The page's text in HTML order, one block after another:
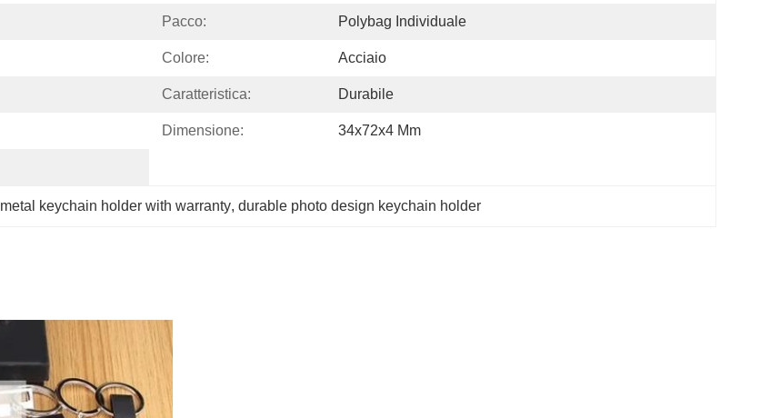
Pacco: Polybag Individuale
Colore: Acciaio
Caratteristica: Durabile
Dimensione: 34x72x4 Mm
metal keychain holder with warranty, durable photo design keychain holder